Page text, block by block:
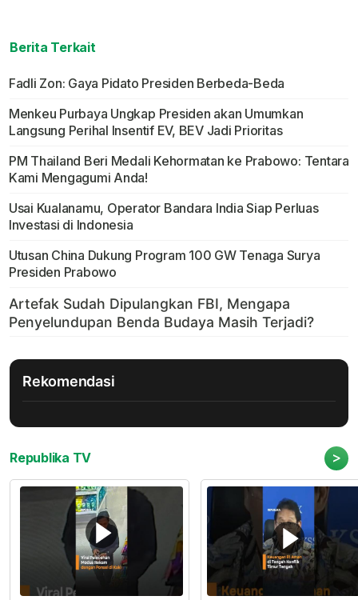
Berita Terkait
Fadli Zon: Gaya Pidato Presiden Berbeda-Beda
Menkeu Purbaya Ungkap Presiden akan Umumkan
Langsung Perihal Insentif EV, BEV Jadi Prioritas
PM Thailand Beri Medali Kehormatan ke Prabowo: Tentara
Kami Mengagumi Anda!
Usai Kualanamu, Operator Bandara India Siap Perluas
Investasi di Indonesia
Utusan China Dukung Program 100 GW Tenaga Surya
Presiden Prabowo
Rekomendasi
Republika TV >